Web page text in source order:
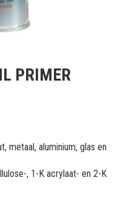
PRIMER
metaal, aluminium, glas en
, 1-K acrylaat- en 2-K